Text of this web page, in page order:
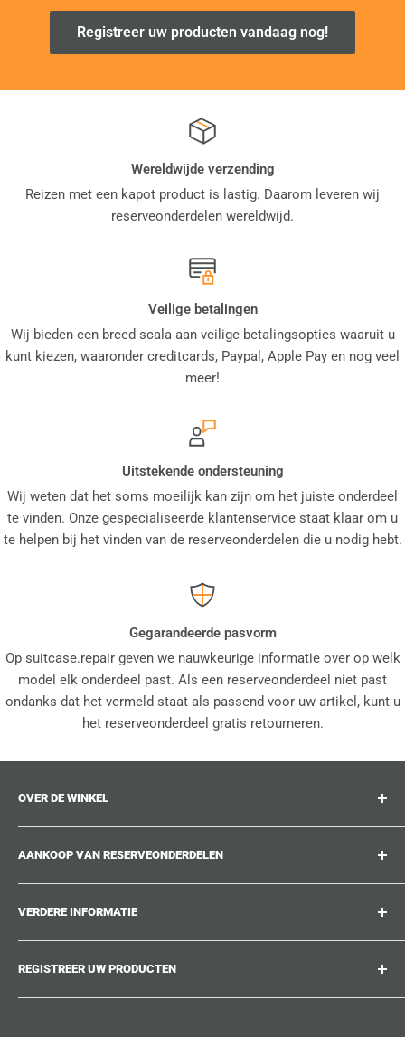
Registreer uw producten vandaag nog!
Wereldwijde verzending
Reizen met een kapot product is lastig. Daarom leveren wij
reserveonderdelen wereldwijd.
Veilige betalingen
Wij bieden een breed scala aan veilige betalingsopties waaruit u
kunt kiezen, waaronder creditcards, Paypal, Apple Pay en nog veel
meer!
Uitstekende ondersteuning
Wij weten dat het soms moeilijk kan zijn om het juiste onderdeel
te vinden. Onze gespecialiseerde klantenservice staat klaar om u
te helpen bij het vinden van de reserveonderdelen die u nodig hebt.
Gegarandeerde pasvorm
Op suitcase.repair geven we nauwkeurige informatie over op welk
model elk onderdeel past. Als een reserveonderdeel niet past
ondanks dat het vermeld staat als passend voor uw artikel, kunt u
het reserveonderdeel gratis retourneren.
OVER DE WINKEL
reserveonderdelen, accessoires en upgrades voor uw
geliefde koffers, trolleys en tassen. Op suitcase.repair
kunt u erop vertrouwen dat onze reserveonderdelen op uw
AANKOOP VAN RESERVEONDERDELEN
Welke schade kan hersteld worden?
Kon u het reserveonderdeel dat u zoekt niet vinden?
Reparatiegidsen
Verzending & Levering
VERDERE INFORMATIE
Suitcase.Repair Blog
Verzendbeleid
REGISTREER UW PRODUCTEN